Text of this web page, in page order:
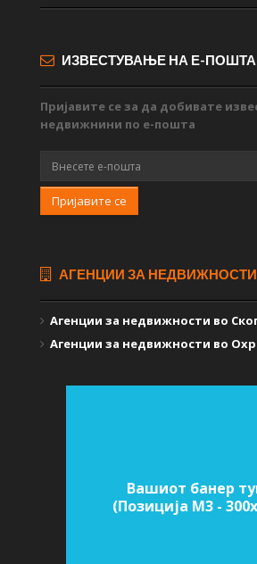
ИЗВЕСТУВАЊЕ НА Е-ПОШТА
Пријавите се за да добивате
недвижнини по е-пошта
Пријавите се
АГЕНЦИИ ЗА НЕДВИЖНОСТИ
Агенции за недвижности во
Агенции за недвижности во
Вашиот банер
(Позиција M3 -